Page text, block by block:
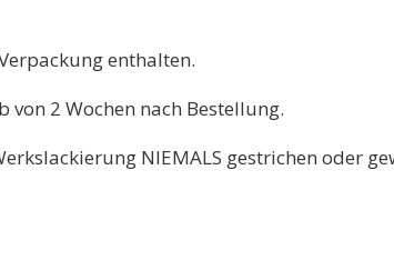
enthalten.
2 Wochen nach Bestellung.
NIEMALS gestrichen oder